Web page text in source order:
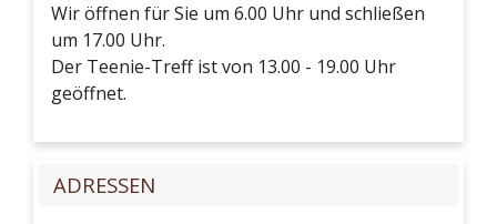
Wir öffnen für Sie um 6.00 Uhr und schließen
um 17.00 Uhr.
Der Teenie-Treff ist von 13.00 - 19.00 Uhr
geöffnet.
ADRESSEN